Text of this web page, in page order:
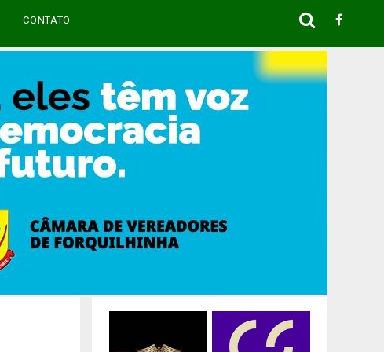
CONTATO